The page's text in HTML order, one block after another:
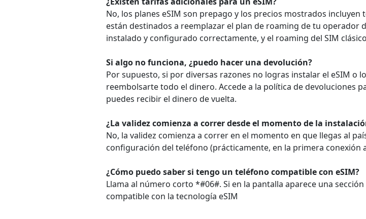
No, los planes eSIM son prepago y los precios mostrados
están destinados a reemplazar el plan de roaming de tu operador
instalado y configurado correctamente, y el roaming del SIM
Si algo no funciona, ¿puedo hacer una devolución?
Por supuesto, si por diversas razones no logras instalar el eSIM o
reembolsarte todo el dinero. Accede a la política de devoluciones
puedes recibir el dinero de vuelta.
¿La validez comienza a correr desde el momento de la
No, la validez comienza a correr en el momento en que llegas al
configuración del teléfono (prácticamente, en la primera conexión
¿Cómo puedo saber si tengo un teléfono compatible con eSIM?
Llama al número corto *#06#. Si en la pantalla aparece una
compatible con la tecnología eSIM